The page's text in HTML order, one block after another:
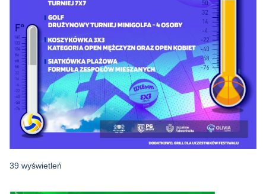
39 wyświetleń